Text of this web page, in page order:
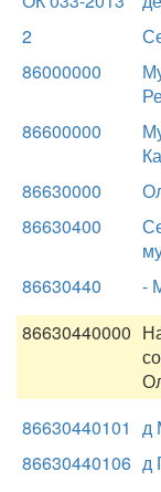
2
86000000
86600000
86630000
86630400
86630440
-
86630440000
86630440101 д
86630440106 д